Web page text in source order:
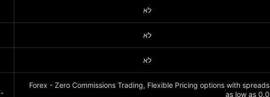
לא
לא
לא
Forex - Zero Commissions Trading, Flexible Pricing options with spreads